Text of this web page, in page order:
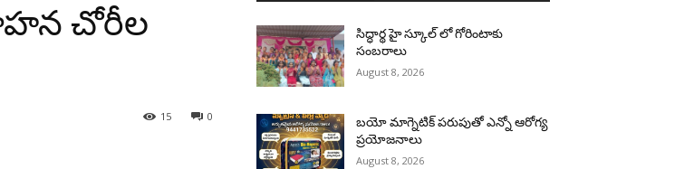
చోరీల
0
15
సిద్ధార్థ హై స్కూల్ లో గోరింటాకు
సంబరాలు
August 8, 2026
బయో మాగ్నెటిక్ పరుపుతో ఎన్నో ఆరోగ్య
ప్రయోజనాలు
August 8, 2026